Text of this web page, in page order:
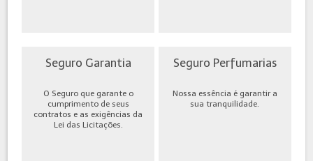
Seguro Garantia
O Seguro que garante o
cumprimento de seus
contratos e as exigências da
Lei das Licitações.
Seguro Perfumarias
Nossa essência é garantir a
sua tranquilidade.